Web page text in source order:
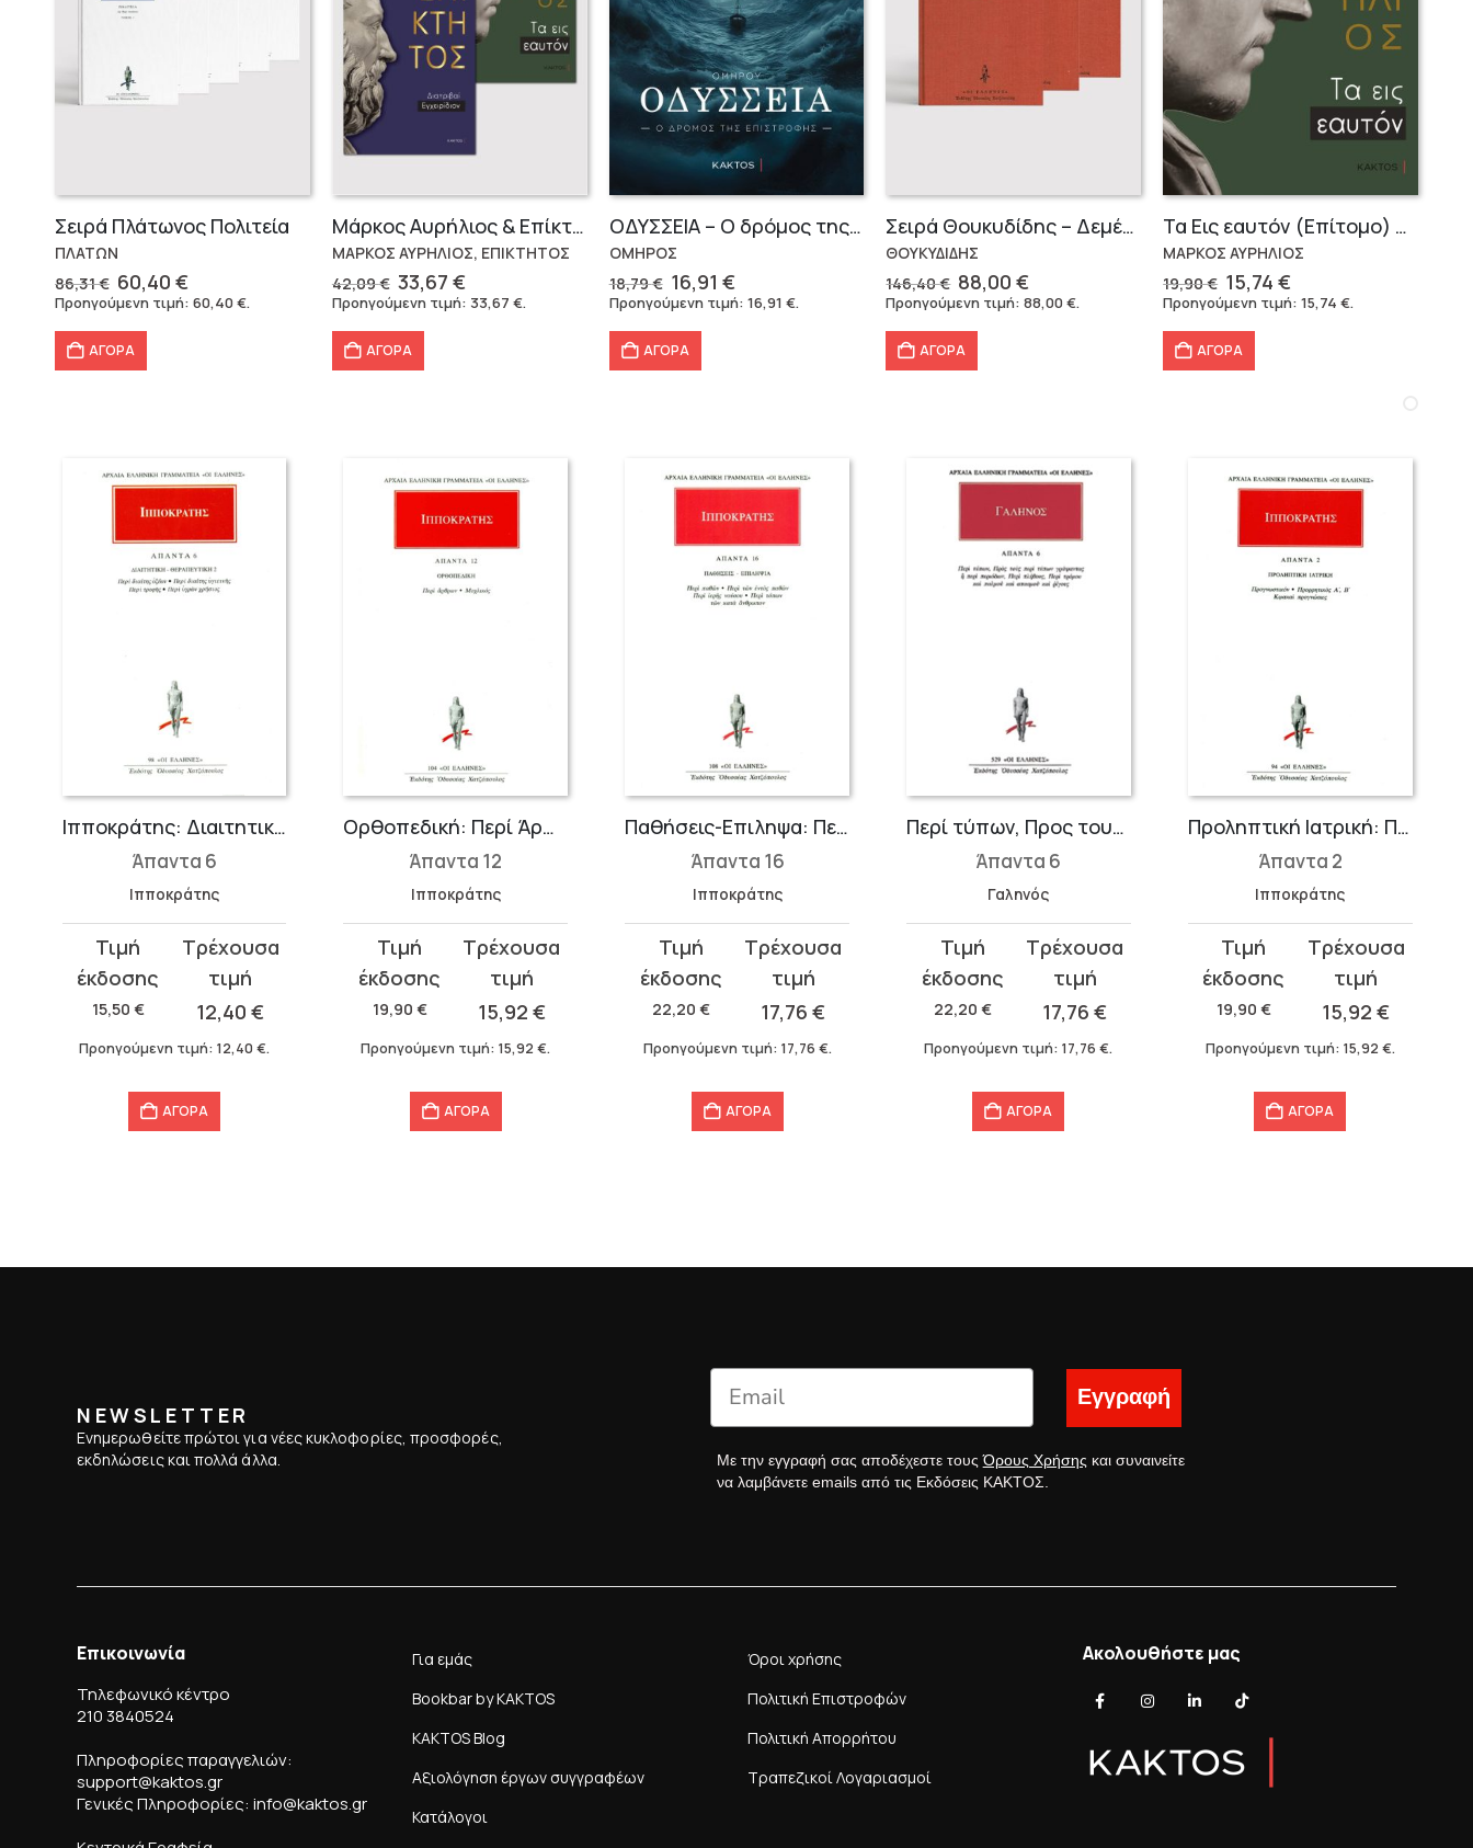
Σειρά Πλάτωνος Πολιτεία
ΠΛΑΤΩΝ
86,31€ Original
price
86,31 €.
60,40€
τρέχουσα
Προηγούμενη τιμή: 60,40€.
ΑΓΟΡΑ
Μάρκος Αυρήλιος & Επίκτητος (Επίτομα)
ΜΑΡΚΟΣ ΑΥΡΗΛΙΟΣ, ΕΠΙΚΤΗΤΟΣ
42,09€ Original
price
42,09 €.
33,67 €Η
τρέχουσα
Προηγούμενη τιμή: 33,67 €.
ΑΓΟΡΑ
OΔΥΣΣΕΙΑ – Ο δρόμος της επιστροφής
ΟΜΗΡΟΣ
18,79€ Original
price
18,79 €.
16,91 €Η
τρέχουσα
Προηγούμενη τιμή: 16,91 €.
ΑΓΟΡΑ
Σειρά Θουκυδίδης – Δεμένο (4 τόμοι)
ΘΟΥΚΥΔΙΔΗΣ
146,40€ Original
price
146,40 €.
88,00€
τρέχουσα
Προηγούμενη τιμή:88,00€.
ΑΓΟΡΑ
Τα Εις εαυτόν (Επίτομο) – Μάρκος Αυρήλιος
ΜΑΡΚΟΣ ΑΥΡΗΛΙΟΣ
19,90€ Original
price
19,90 €.
15,74€
τρέχουσα
Προηγούμενη τιμή:15,74€.
ΑΓΟΡΑ
Ιπποκράτης: Διαιτητική-Θεραπευτική 2
Άπαντα 6
Ιπποκράτης
15,50 €
Original
price
was:
15,50 €.
12,40€
τρέχουσα
τιμή
είναι:
Προηγούμενη τιμή: 12,40 €.
ΑΓΟΡΑ
Ορθοπεδική: Περί Άρθρων, Μοχλικός
Άπαντα 12
Ιπποκράτης
19,90 €
Original
price
was:
19,90 €.
15,92 €
τρέχουσα
τιμή
είναι:
Προηγούμενη τιμή: 15,92€.
ΑΓΟΡΑ
Παθήσεις-Επιληψα: Περί παθών, Περί των εντός παθών, Περί ιερής νούσου, Περί τόπων των κατ’ άνθρωπον
Άπαντα 16
Ιπποκράτης
22,20 €
Original
price
was:
22,20 €.
17,76€
τρέχουσα
τιμή
είναι:
Προηγούμενη τιμή: 17,76 €.
ΑΓΟΡΑ
Περί τύπων, Προς τους περί τύπων γράψαντας ή Περί περιόδων, Περί πλήθους, Περί τρόμου και παλμού και σπασμού και ρίγους
Άπαντα 6
Γαληνός
22,20 €
Original
price
was:
22,20 €.
17,76€
τρέχουσα
τιμή
είναι:
Προηγούμενη τιμή: 17,76€.
ΑΓΟΡΑ
Προληπτική Ιατρική: Προγνωστικόν, Προρρητικός Α΄-Β΄, Κωακαί προγνώσιες
Άπαντα 2
Ιπποκράτης
19,90 €
Original
price
was:
19,90 €.
15,92€
τρέχουσα
τιμή
είναι:
Προηγούμενη τιμή: 15,92 €.
ΑΓΟΡΑ
NEWSLETTER
Ενημερωθείτε πρώτοι για νέες κυκλοφορίες, προσφορές,
εκδηλώσεις και πολλά άλλα.
Εγγραφή
Με την εγγραφή σας αποδέχεστε τουςΌρους Χρήσης και συναινείτε
να λαμβάνετε emails από τις Εκδόσεις ΚΑΚΤΟΣ.
Επικοινωνία
Τηλεφωνικό κέντρο
210 3840524
Πληροφορίες παραγγελιών:
support@kaktos.gr
Γενικές Πληροφορίες: info@kaktos.gr
Για εμάς
Bookbar by KAKTOS
KAKTOS Blog
Αξιολόγηση έργων συγγραφέων
Κατάλογοι
Όροι χρήσης
Πολιτική Επιστροφών
Πολιτική Απορρήτου
Τραπεζικοί Λογαριασμοί
Ακολουθήστε μας